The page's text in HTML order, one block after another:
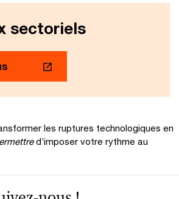
sectoriels
les ruptures technologiques en
d’imposer votre rythme au